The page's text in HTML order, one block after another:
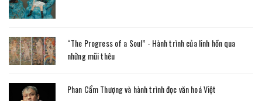
“The Progress of a Soul” - Hành trình của linh hồn qua
những mũi thêu
Phan Cẩm Thượng và hành trình đọc văn hoá Việt